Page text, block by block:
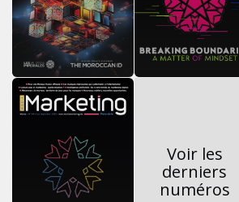
Voir les
derniers
numéros